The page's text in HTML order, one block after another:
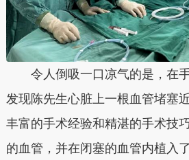
令人倒吸一口凉气的是，在
发现陈先生心脏上一根血管堵塞
丰富的手术经验和精湛的手术技
的血管，并在闭塞的血管内植入了